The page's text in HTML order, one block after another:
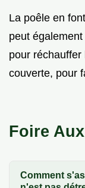
La poêle en
peut
pour
couverte, pour
Foire
Comment